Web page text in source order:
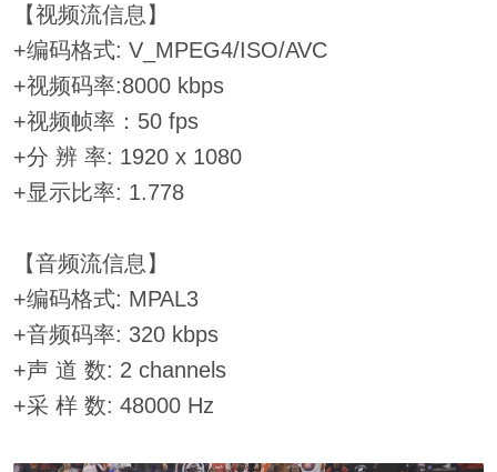
【视频流信息】
+编码格式: V_MPEG4/ISO/AVC
+视频码率:8000 kbps
+视频帧率：50 fps
+分 辨 率: 1920 x 1080
+显示比率: 1.778
【音频流信息】
+编码格式: MPAL3
+音频码率: 320 kbps
+声 道 数: 2 channels
+采 样 数: 48000 Hz